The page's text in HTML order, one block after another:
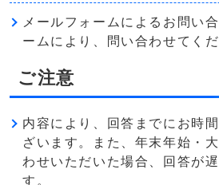
メールフォームによるお問い
ームにより、問い合わせてくだ
ご注意
内容により、回答までにお時
ざいます。また、年末年始・
わせいただいた場合、回答が
す。